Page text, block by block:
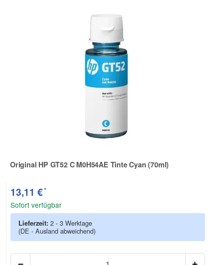
Original HP GT52 C M0H54AE Tinte Cyan (70ml)
Zur Artikelbewertung
13,11 €*
Sofort verfügbar
Lieferzeit: 2 - 3 Werktage
(DE - Ausland abweichend)